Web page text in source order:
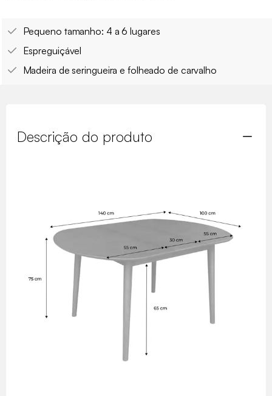
Pequeno tamanho: 4 a 6 lugares
Espreguiçável
Madeira de seringueira e folheado de carvalho
Descrição do produto